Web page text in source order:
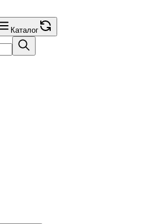
Каталог